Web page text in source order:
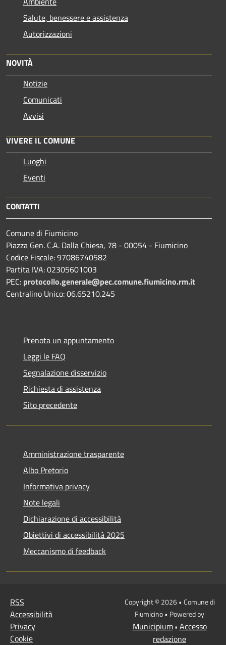
Salute, benessere e assistenza
Autorizzazioni
NOVITÀ
Notizie
Comunicati
Avvisi
VIVERE IL COMUNE
Luoghi
Eventi
CONTATTI
Comune di Fiumicino
Piazza Gen. C.A. Dalla Chiesa, 78 - 00054 - Fiumicino
Codice Fiscale: 97086740582
Partita IVA: 02305601003
PEC: protocollo.generale@pec.comune.fiumicino.rm.it
Centralino Unico: 06.65210.245
Prenota un appuntamento
Leggi le FAQ
Segnalazione disservizio
Richiesta di assistenza
Sito precedente
Amministrazione trasparente
Albo Pretorio
Informativa privacy
Note legali
Dichiarazione di accessibilità
Obiettivi di accessibilità 2025
Meccanismo di feedback
RSS
Accessibilità
Privacy
Cookie
Copyright © 2026 • Comune di
Fiumicino • Powered by
Municipium• Accesso
redazione